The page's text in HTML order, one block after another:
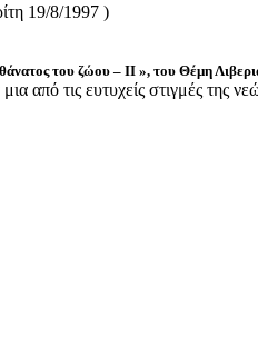
)
του ζώου – II », του Θέμη
από τις ευτυχείς στιγμές της